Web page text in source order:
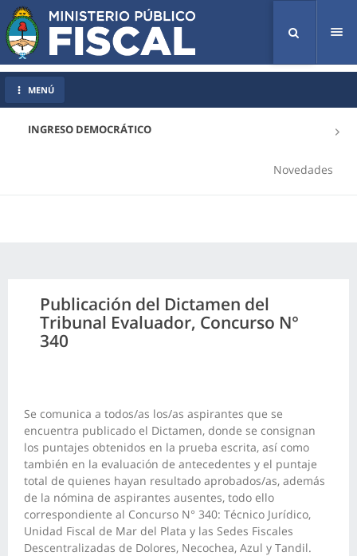
INGRESO DEMOCRÁTICO
Novedades
MENÚ
Publicación del Dictamen del
Tribunal Evaluador, Concurso N°
340
Se comunica a todos/as los/as aspirantes que se
encuentra publicado el Dictamen, donde se consignan
los puntajes obtenidos en la prueba escrita, así como
también en la evaluación de antecedentes y el puntaje
total de quienes hayan resultado aprobados/as, además
de la nómina de aspirantes ausentes, todo ello
correspondiente al Concurso N° 340: Técnico Jurídico,
Unidad Fiscal de Mar del Plata y las Sedes Fiscales
Descentralizadas de Dolores, Necochea, Azul y Tandil.